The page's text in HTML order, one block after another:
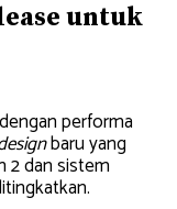
untuk
dengan performa
baru yang
2 dan sistem